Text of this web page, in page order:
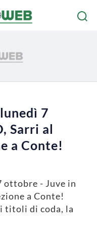
7
Sarri al
a Conte!
ottobre - Juve in
a Conte!
titoli di coda, la